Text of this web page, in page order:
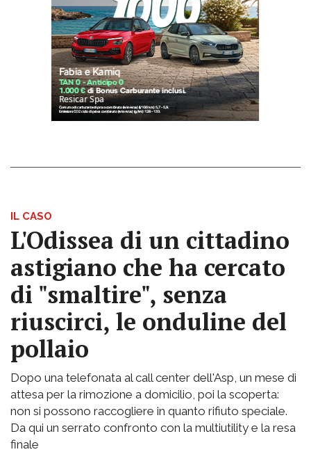
IL CASO
L'Odissea di un cittadino
astigiano che ha cercato
di "smaltire", senza
riuscirci, le onduline del
pollaio
Dopo una telefonata al call center dell'Asp, un mese di
attesa per la rimozione a domicilio, poi la scoperta:
non si possono raccogliere in quanto rifiuto speciale.
Da qui un serrato confronto con la multiutility e la resa
finale